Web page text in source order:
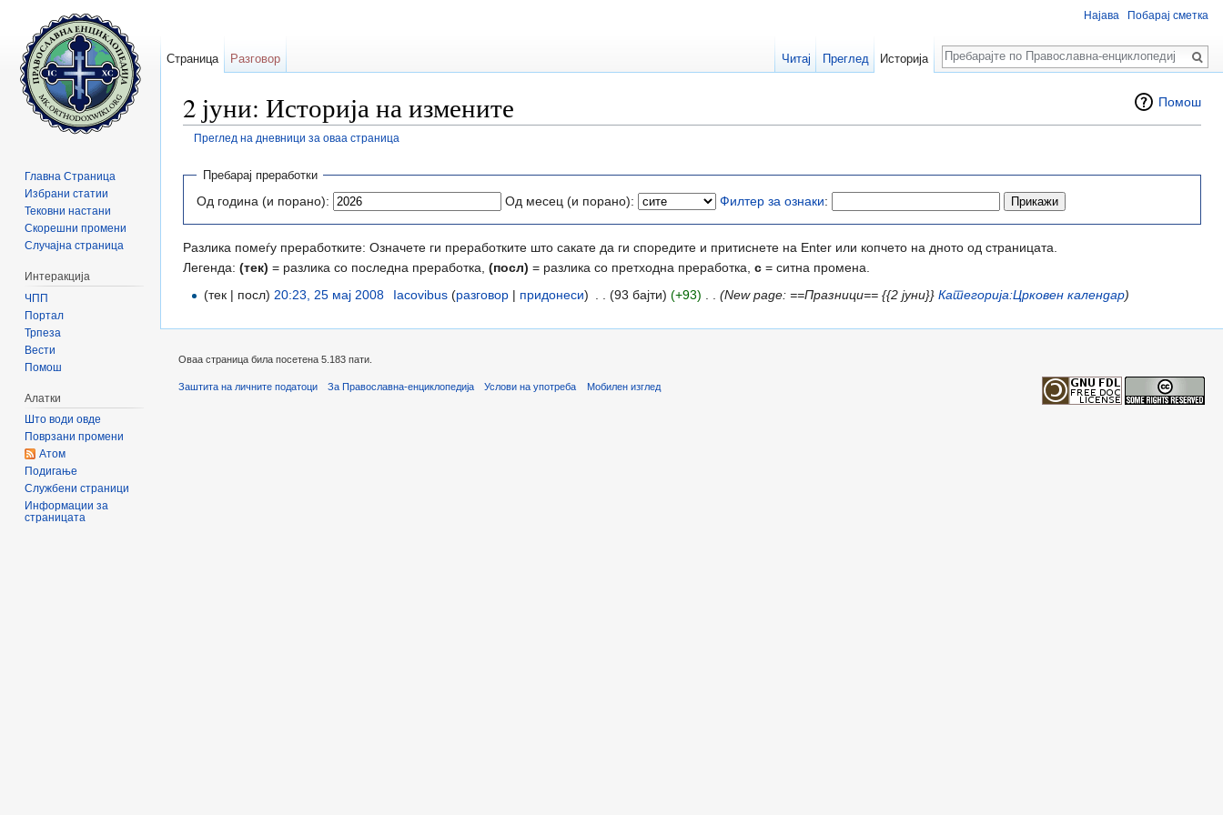
Помош
2 јуни: Историја на измените
Преглед на дневници за оваа страница
Пребарај преработки
Од година (и порано): Од месец (и порано): Филтер за ознаки:
Разлика помеѓу преработките: Означете ги преработките што сакате да ги споредите и притиснете на Enter или копчето на дното од страницата.
Легенда: (тек) = разлика со последна преработка, (посл) = разлика со претходна преработка, с = ситна промена.
(тек | посл) 20:23, 25 мај 2008 Iacovibus (разговор| придонеси) (93 бајти) (+93) (New page: ==Празници== {{2 јуни}} Категорија:Црковен календар)
Најава Побарај сметка
Страница Разговор Читај Преглед Историја
Пребарај
Главна Страница
Избрани статии
Тековни настани
Скорешни промени
Случајна страница
Интеракција
ЧПП
Портал
Трпеза
Вести
Помош
Алатки
Што води овде
Поврзани промени
Атом
Подигање
Службени страници
Информации за
страницата
Оваа страница била посетена 5.183 пати.
Заштита на личните податоци За Православна-енциклопедија Услови на употреба Мобилен изглед